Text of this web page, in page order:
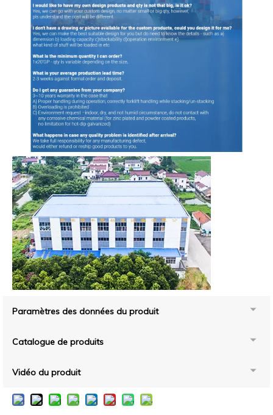
Paramètres des données du produit
Catalogue de produits
Vidéo du produit